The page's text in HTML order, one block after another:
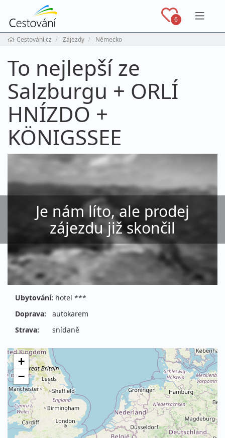
6
Cestování.cz Zájezdy Německo
To nejlepší ze
Salzburgu + ORLÍ
HNÍZDO +
KÖNIGSSEE
Je nám líto, ale prodej
zájezdu již skončil
Ubytování: hotel ***
Doprava:
autokarem
Strava:
snídaně
+
−